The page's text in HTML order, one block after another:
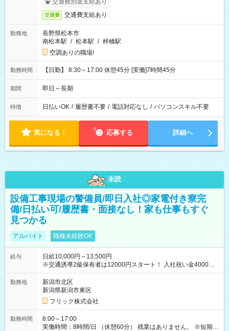
交通費別途支給あり
交通費 交通費支給あり
勤務地
長野県松本市
南松本駅 / 松本駅 / 梓橋駅
空調ありの職場!
勤務時間 【日勤】 8:30～17:00 休憩45分 [実働]7時間45分
期間 即日～長期
特徴 日払いOK / 履歴書不要 / 電話対応なし / パソコンスキル不要
気になる！ 応募する 詳細へ
未読
設備工事現場の警備員/即日入社◎家電付き寮完
備/日払い可/履歴書・面接なし！家も仕事もすぐ
見つかる
アルバイト 職種未経験OK
給与
日給10,000円～13,500円
※交通誘導2級保有者は12000円スタート！ 入社祝い金4000円
【試用期間】試用期間なし
勤務地
新潟市北区
新潟県新潟市東区
フリック株式会社
勤務時間
8:00～17:00
実働時間：8時間/日 （休憩60分） 残業はありません。 ※短期の